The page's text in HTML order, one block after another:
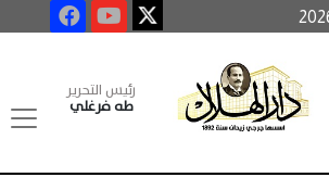
رئيس التحرير
طه فرغلي